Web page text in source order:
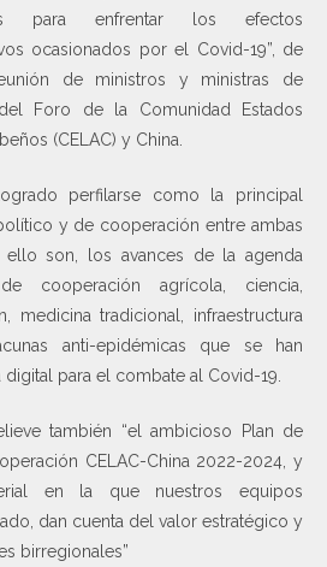
para enfrentar los efectos
ocasionados por el Covid-19”, de
de ministros y ministras de
Foro de la Comunidad Estados
(CELAC) y China.
perfilarse como la principal
y de cooperación entre ambas
son, los avances de la agenda
cooperación agrícola, ciencia,
medicina tradicional, infraestructura
anti-epidémicas que se han
para el combate al Covid-19.
también “el ambicioso Plan de
CELAC-China 2022-2024, y
en la que nuestros equipos
dan cuenta del valor estratégico y
birregionales”